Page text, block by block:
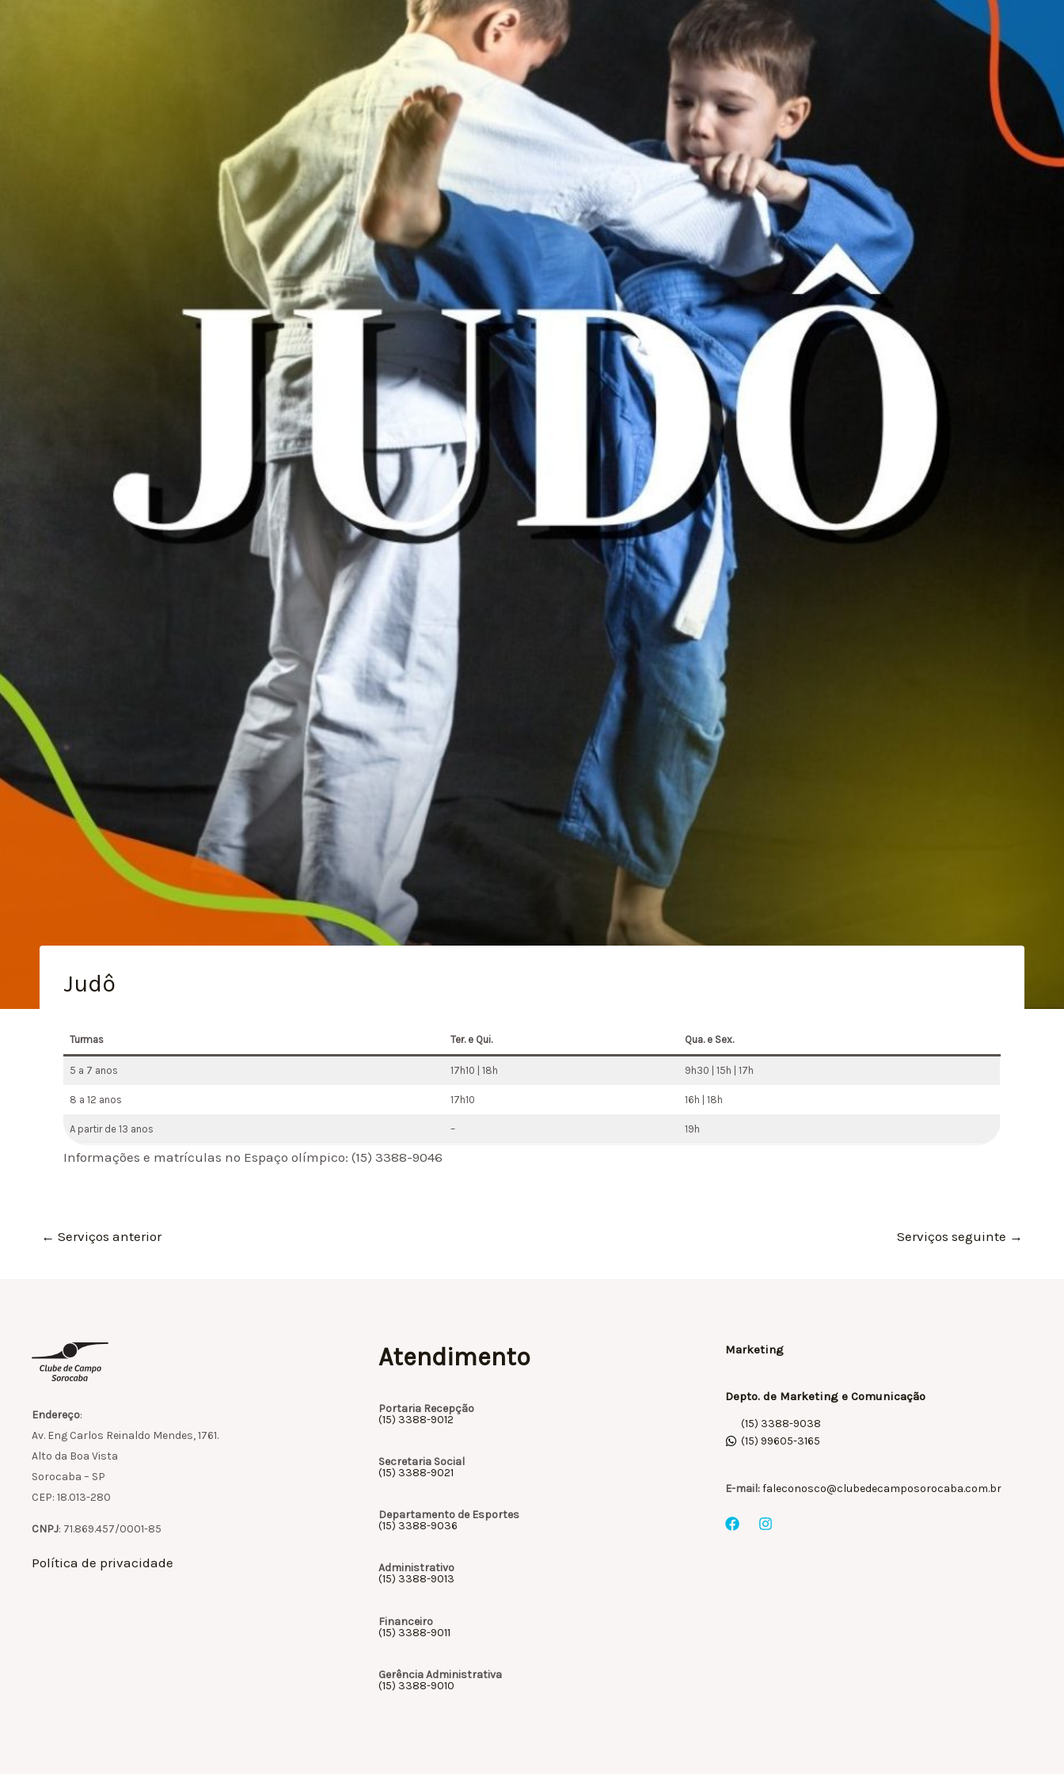
Judô
Turmas Ter. e Qui. Qua. e Sex.
5 a 7 anos 17h10 | 18h 9h30 | 15h | 17h
8 a 12 anos 17h10 16h | 18h
A partir de 13 anos – 19h
Informações e matrículas no Espaço olímpico: (15) 3388-9046
← Serviços anterior Serviços seguinte →
Endereço:
Av. Eng Carlos Reinaldo Mendes, 1761.
Alto da Boa Vista
Sorocaba – SP
CEP: 18.013-280
CNPJ: 71.869.457/0001-85
Política de privacidade
Atendimento
Portaria Recepção
(15) 3388-9012
Secretaria Social
(15) 3388-9021
Departamento de Esportes
(15) 3388-9036
Administrativo
(15) 3388-9013
Financeiro
(15) 3388-9011
Gerência Administrativa
(15) 3388-9010
Marketing
Depto. de Marketing e Comunicação
(15) 3388-9038
(15) 99605-3165
E-mail:faleconosco@clubedecamposorocaba.com.br